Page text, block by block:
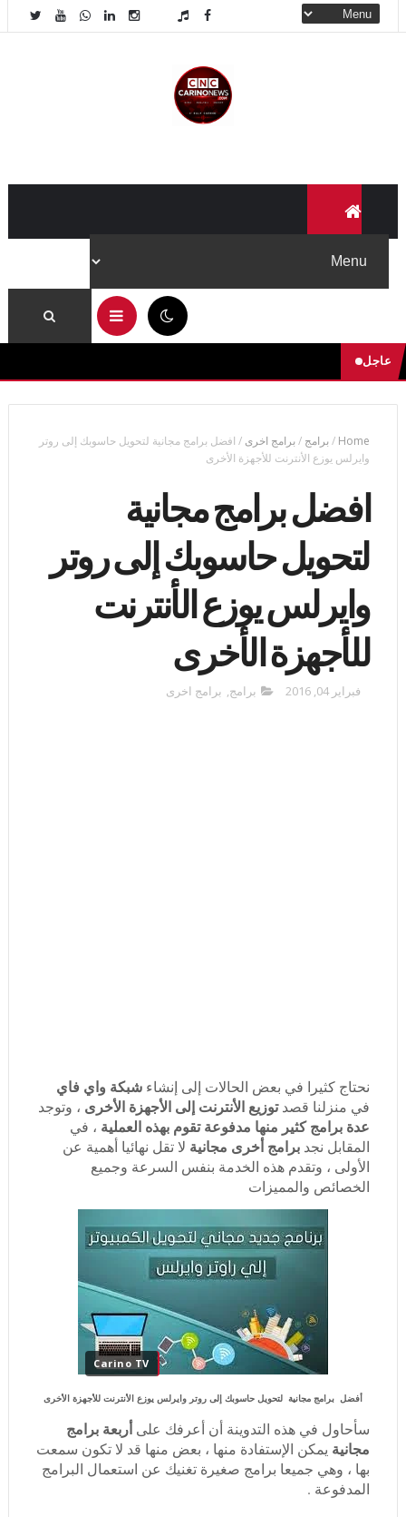
عاجل
Home
/برامج /برامج اخرى / افضل برامج مجانية لتحويل حاسوبك إلى روتر
وايرلس يوزع الأنترنت للأجهزة الأخرى
افضل برامج مجانية
لتحويل حاسوبك إلى روتر
وايرلس يوزع الأنترنت
للأجهزة الأخرى
فبراير 04, 2016 برامج, برامج اخرى
نحتاج كثيرا في بعض الحالات إلى إنشاء شبكة واي فاي
في منزلنا قصدتوزيع الأنترنت إلى الأجهزة الأخرى ، وتوجد
عدة برامج كثير منها مدفوعة تقوم بهذه العملية ، في
المقابل نجد برامج أخرى مجانية لا تقل نهائيا أهمية عن
الأولى ، وتقدم هذه الخدمة بنفس السرعة وجميع
الخصائص والمميزات
Carino TV
أفضل برامج مجانية لتحويل حاسوبك إلى روتر وايرلس يوزع الأنترنت للأجهزة الأخرى
سأحاول في هذه التدوينة أن أعرفك علىأربعة برامج
مجانية يمكن الإستفادة منها ، بعض منها قد لا تكون سمعت
بها ، وهي جميعا برامج صغيرة تغنيك عن استعمال البرامج
المدفوعة .